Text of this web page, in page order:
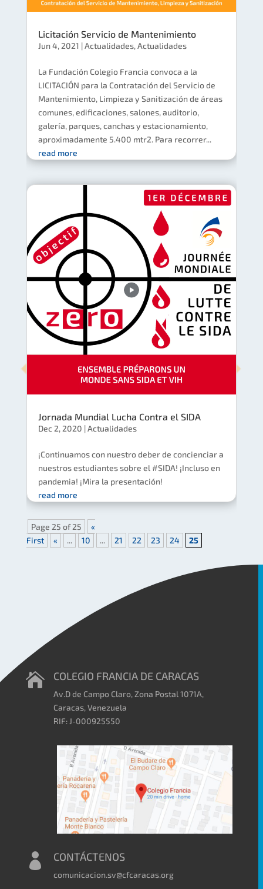
Licitación Servicio de Mantenimiento
Jun 4, 2021 |Actualidades,Actualidades
La Fundación Colegio Francia convoca a la
LICITACIÓN para la Contratación del Servicio de
Mantenimiento, Limpieza y Sanitización de áreas
comunes, edificaciones, salones, auditorio,
galería, parques, canchas y estacionamiento,
aproximadamente 5.400 mtr2. Para recorrer...
read more
Jornada Mundial Lucha Contra el SIDA
Dec 2, 2020 |Actualidades
¡Continuamos con nuestro deber de concienciar a
nuestros estudiantes sobre el #SIDA! ¡Incluso en
pandemia! ¡Mira la presentación!
read more
Page 25 of 25
«
First
« ... 10 ... 21 22 23 24 25
 COLEGIO FRANCIA DE CARACAS
Av.D de Campo Claro, Zona Postal 1071A,
Caracas, Venezuela
RIF: J-000925550
 CONTÁCTENOS
comunicacion.sv@cfcaracas.org